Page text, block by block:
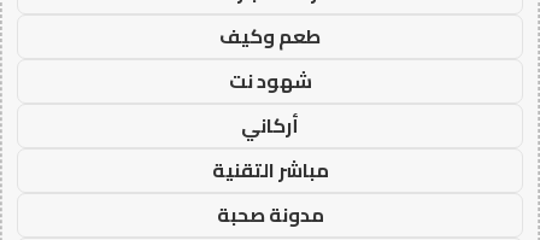
طعم وكيف
شهود نت
أركاني
مباشر التقنية
مدونة صحبة